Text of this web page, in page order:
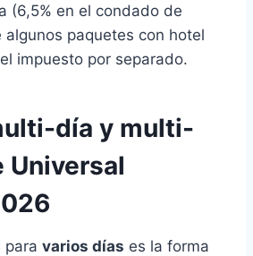
(6,5% en el condado de
algunos paquetes con hotel
impuesto por separado.
día y multi-
Universal
para varios días es la forma